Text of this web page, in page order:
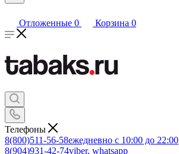
Отложенные 0 Корзина 0
Телефоны
8(800)511-56-58ежедневно с 10:00 до 22:00
8(904)931-42-74viber, whatsapp